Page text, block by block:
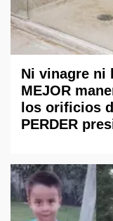
Ni vinagre ni
MEJOR
los orificios
PERDER